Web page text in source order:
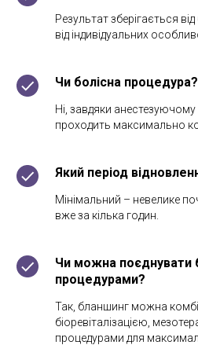
Результат зберігається
від індивідуальних
Чи болісна процедура?
Ні, завдяки
проходить максимально
Який період
Мінімальний – невелике
вже за кілька годин.
Чи можна поєднувати
процедурами?
Так, бланшинг можна
біоревіталізацією,
процедурами для